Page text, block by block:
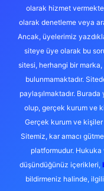
olarak hizmet
olarak denetleme veya
Ancak, üyelerimiz
siteye üye olarak bu
sitesi, herhangi bir marka,
bulunmamaktadır.
paylaşılmaktadır.
olup, gerçek kurum ve
Gerçek kurum ve
Sitemiz, kar amacı
platformudur. Hukuka
düşündüğünüz içerikleri,
bildirmeniz halinde,